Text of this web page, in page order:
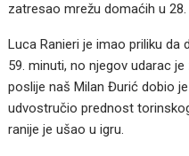
zatresao mrežu domaćih u
Luca Ranieri je imao priliku da
59. minuti, no njegov udarac
poslije naš Milan Đurić dobio
udvostručio prednost
ranije je ušao u igru.